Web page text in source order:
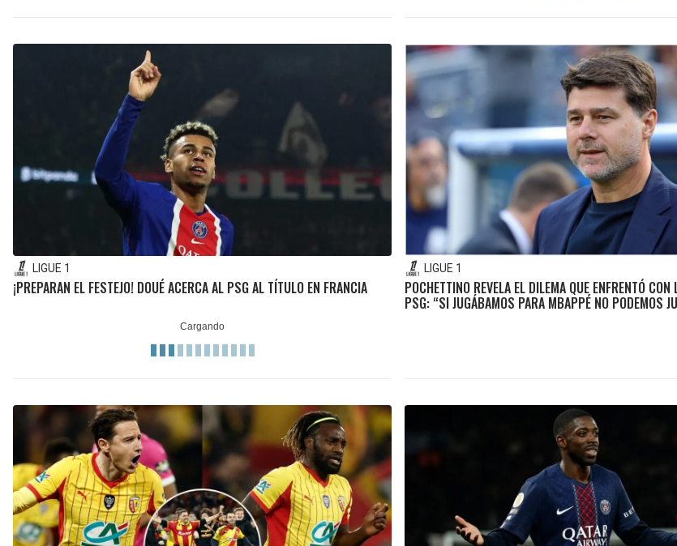
LIGUE 1
¡PREPARAN EL FESTEJO! DOUÉ ACERCA AL PSG AL TÍTULO EN FRANCIA
LIGUE 1
POCHETTINO REVELA EL DILEMA QUE ENFRENTÓ
PSG: “SI JUGÁBAMOS PARA MBAPPÉ NO PODEMOS